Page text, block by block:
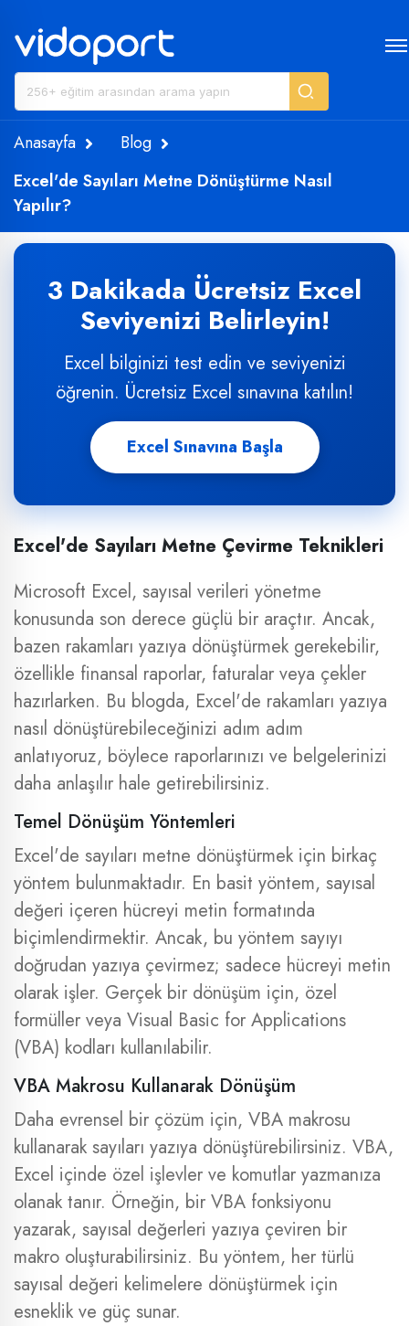
Anasayfa
Blog
Excel'de Sayıları Metne Dönüştürme Nasıl
Yapılır?
3 Dakikada Ücretsiz Excel
Seviyenizi Belirleyin!
Excel bilginizi test edin ve seviyenizi
öğrenin. Ücretsiz Excel sınavına katılın!
Excel Sınavına Başla
Excel'de Sayıları Metne Çevirme Teknikleri
Microsoft Excel, sayısal verileri yönetme
konusunda son derece güçlü bir araçtır. Ancak,
bazen rakamları yazıya dönüştürmek gerekebilir,
özellikle finansal raporlar, faturalar veya çekler
hazırlarken. Bu blogda, Excel'de rakamları yazıya
nasıl dönüştürebileceğinizi adım adım
anlatıyoruz, böylece raporlarınızı ve belgelerinizi
daha anlaşılır hale getirebilirsiniz.
Temel Dönüşüm Yöntemleri
Excel'de sayıları metne dönüştürmek için birkaç
yöntem bulunmaktadır. En basit yöntem, sayısal
değeri içeren hücreyi metin formatında
biçimlendirmektir. Ancak, bu yöntem sayıyı
doğrudan yazıya çevirmez; sadece hücreyi metin
olarak işler. Gerçek bir dönüşüm için, özel
formüller veya Visual Basic for Applications
(VBA) kodları kullanılabilir.
VBA Makrosu Kullanarak Dönüşüm
Daha evrensel bir çözüm için, VBA makrosu
kullanarak sayıları yazıya dönüştürebilirsiniz. VBA,
Excel içinde özel işlevler ve komutlar yazmanıza
olanak tanır. Örneğin, bir VBA fonksiyonu
yazarak, sayısal değerleri yazıya çeviren bir
makro oluşturabilirsiniz. Bu yöntem, her türlü
sayısal değeri kelimelere dönüştürmek için
esneklik ve güç sunar.